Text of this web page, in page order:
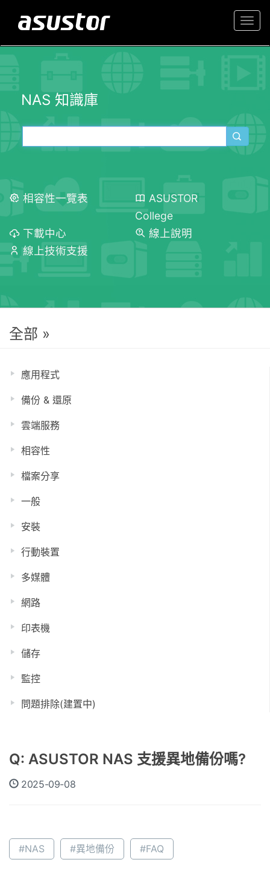
NAS 知識庫
相容性一覽表
ASUSTOR
College
下載中心
線上說明
線上技術支援
全部 »
應用程式
備份 & 還原
雲端服務
相容性
檔案分享
一般
安裝
行動裝置
多媒體
網路
印表機
儲存
監控
問題排除(建置中)
Q: ASUSTOR NAS 支援異地備份嗎?
2025-09-08
#NAS #異地備份 #FAQ